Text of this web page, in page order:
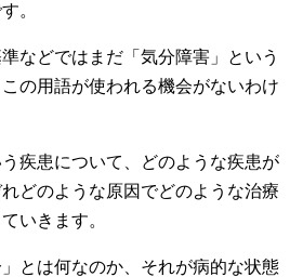
。
などではまだ「気分障害」という
の用語が使われる機会がないわけ
疾患について、どのような疾患が
どのような原因でどのような治療
いきます。
とは何なのか、それが病的な状態